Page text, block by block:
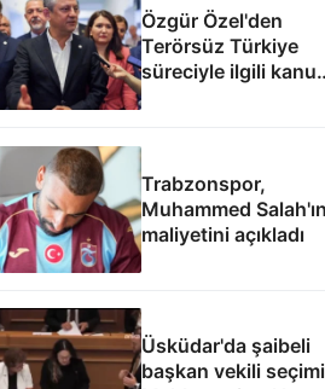
Özgür Özel'den
Terörsüz Türkiye
süreciyle ilgili
teklifine: İmza atma
Trabzonspor,
Muhammed Salah'ın
maliyetini açıkladı
Üsküdar'da şaibeli
başkan vekili